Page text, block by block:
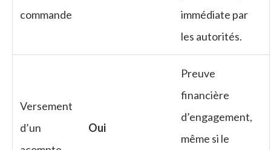
commande
immédiate par
les autorités.
Versement
d’un
Oui
Preuve
financière
d’engagement,
même si le